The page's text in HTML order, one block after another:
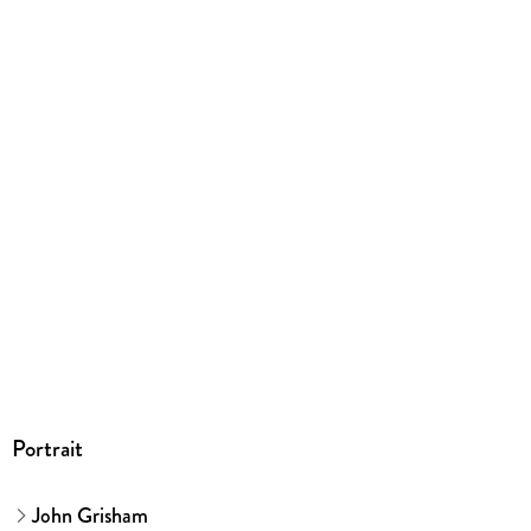
Portrait
John Grisham